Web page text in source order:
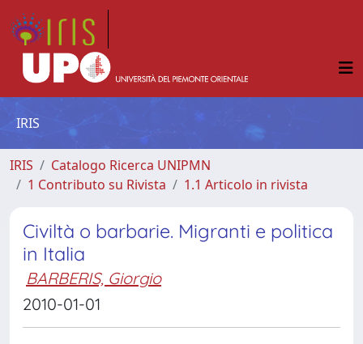
IRIS
IRIS
Catalogo Ricerca UNIPMN
1 Contributo su Rivista
1.1 Articolo in rivista
Civiltà o barbarie. Migranti e politica
in Italia
BARBERIS, Giorgio
2010-01-01